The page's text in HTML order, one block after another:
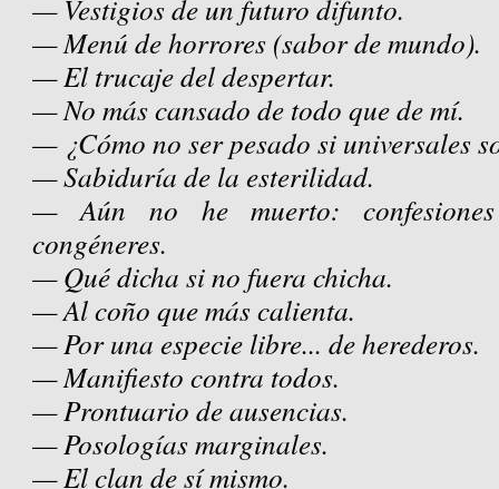
— Vestigios de un futuro difunto.
— Menú de horrores (sabor de mundo).
— El trucaje del despertar.
— No más cansado de todo que de mí.
— ¿Cómo no ser pesado si universales
— Sabiduría de la esterilidad.
— Aún no he muerto:
congéneres.
— Qué dicha si no fuera chicha.
— Al coño que más calienta.
— Por una especie libre... de herederos.
— Manifiesto contra todos.
— Prontuario de ausencias.
— Posologías marginales.
— El clan de sí mismo.